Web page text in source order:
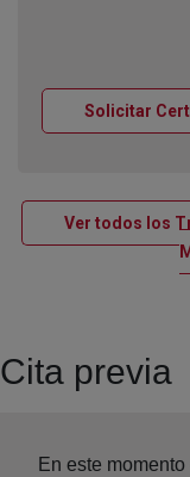
Solicitar
Ver todos los
Cita previa
En este momento